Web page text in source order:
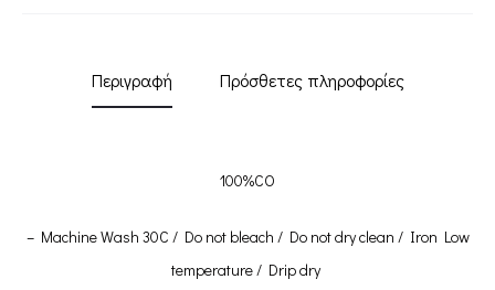
Περιγραφή Πρόσθετες πληροφορίες
100%CO
– Machine Wash 30C / Do not bleach / Do not dry clean / Iron Low
temperature/ Dripdry